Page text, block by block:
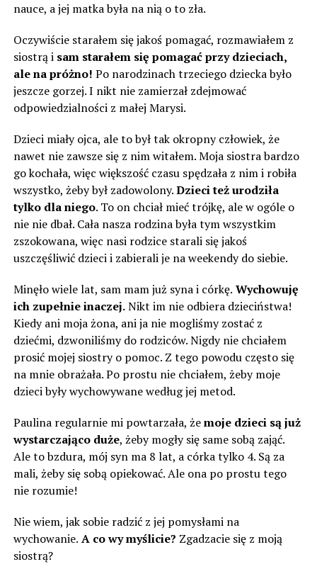
nauce, a jej matka była na nią o to zła.
Oczywiście starałem się jakoś pomagać, rozmawiałem z
siostrą i sam starałem się pomagać przy dzieciach,
ale na próżno! Po narodzinach trzeciego dziecka było
jeszcze gorzej. I nikt nie zamierzał zdejmować
odpowiedzialności z małej Marysi.
Dzieci miały ojca, ale to był tak okropny człowiek, że
nawet nie zawsze się z nim witałem. Moja siostra bardzo
go kochała, więc większość czasu spędzała z nim i robiła
wszystko, żeby był zadowolony.Dzieci też urodziła
tylko dla niego. To on chciał mieć trójkę, ale w ogóle o
nie nie dbał. Cała nasza rodzina była tym wszystkim
zszokowana, więc nasi rodzice starali się jakoś
uszczęśliwić dzieci i zabierali je na weekendy do siebie.
Minęło wiele lat, sam mam już syna i córkę. Wychowuję
ich zupełnie inaczej.Nikt im nie odbiera dzieciństwa!
Kiedy ani moja żona, ani ja nie mogliśmy zostać z
dziećmi, dzwoniliśmy do rodziców. Nigdy nie chciałem
prosić mojej siostry o pomoc. Z tego powodu często się
na mnie obrażała. Po prostu nie chciałem, żeby moje
dzieci były wychowywane według jej metod.
Paulina regularnie mi powtarzała, żemoje dzieci są już
wystarczająco duże, żeby mogły się same sobą zająć.
Ale to bzdura, mój syn ma 8 lat, a córka tylko 4. Są za
mali, żeby się sobą opiekować. Ale ona po prostu tego
nie rozumie!
Nie wiem, jak sobie radzić z jej pomysłami na
wychowanie. A co wy myślicie? Zgadzacie się z moją
siostrą?